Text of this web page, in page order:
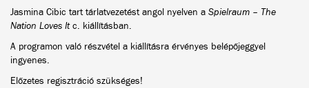
Jasmina Cibic tart tárlatvezetést angol nyelven a Spielraum – The
Nation Loves Itc. kiállításban.
A programon való részvétel a kiállításra érvényes belépőjeggyel
ingyenes.
Előzetes regisztráció szükséges!